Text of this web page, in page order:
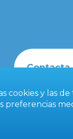
Contacta
cookies y las
preferencias